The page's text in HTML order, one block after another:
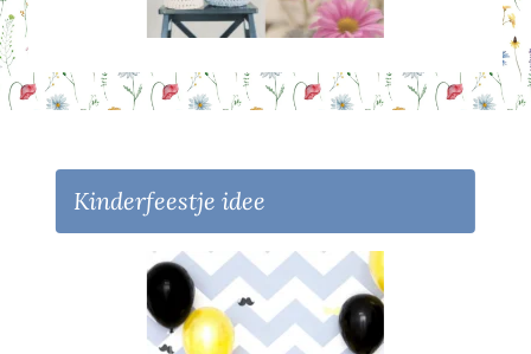
Kinderfeestje idee